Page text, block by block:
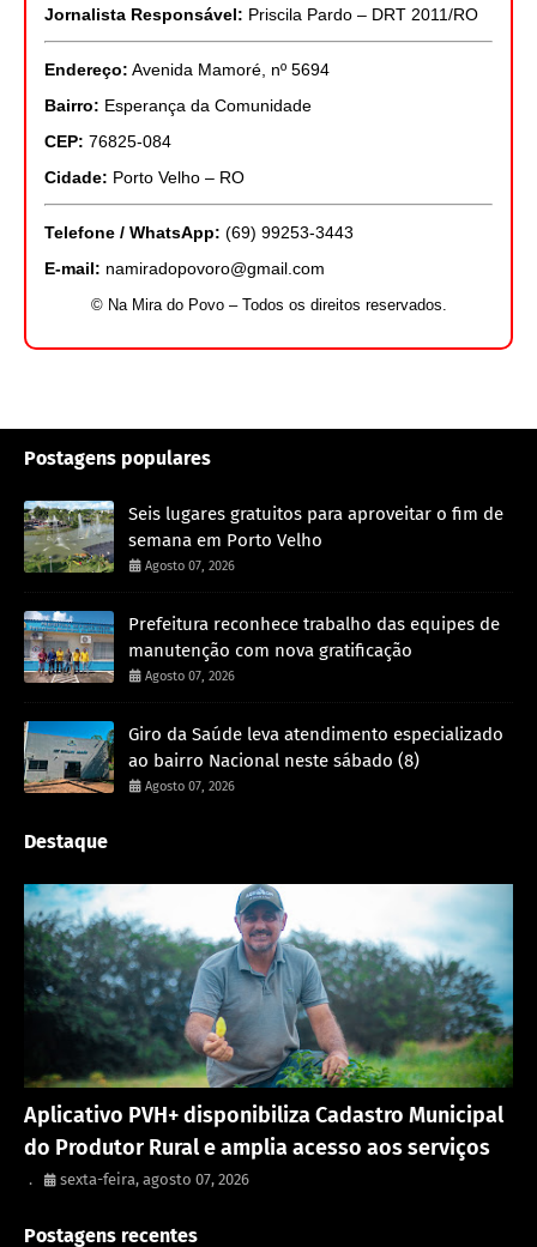
Jornalista Responsável: Priscila Pardo – DRT 2011/RO
Endereço: Avenida Mamoré, nº 5694
Bairro: Esperança da Comunidade
CEP: 76825-084
Cidade: Porto Velho – RO
Telefone / WhatsApp: (69) 99253-3443
E-mail: namiradopovoro@gmail.com
© Na Mira do Povo – Todos os direitos reservados.
Postagens populares
Seis lugares gratuitos para aproveitar o fim de
semana em Porto Velho
Agosto 07, 2026
Prefeitura reconhece trabalho das equipes de
manutenção com nova gratificação
Agosto 07, 2026
Giro da Saúde leva atendimento especializado
ao bairro Nacional neste sábado (8)
Agosto 07, 2026
Destaque
Aplicativo PVH+ disponibiliza Cadastro Municipal
do Produtor Rural e amplia acesso aos serviços
. sexta-feira, agosto 07, 2026
Postagens recentes